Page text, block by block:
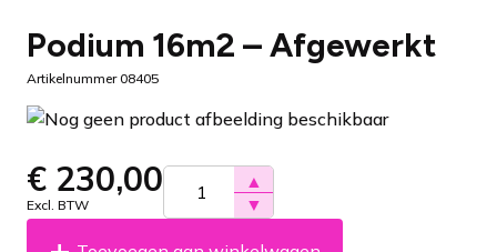
Podium 16m2 – Afgewerkt
Artikelnummer 08405
€ 230,00
Excl. BTW
▲
▼